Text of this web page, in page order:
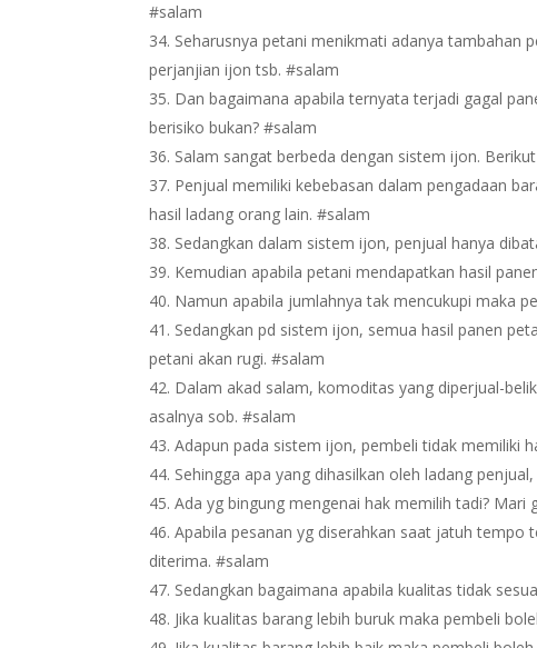
#salam
Seharusnya petani menikmati adanya tambahan
perjanjian ijon tsb. #salam
Dan bagaimana apabila ternyata terjadi gagal
berisiko bukan? #salam
Salam sangat berbeda dengan sistem ijon.
Penjual memiliki kebebasan dalam pengadaan
hasil ladang orang lain. #salam
Sedangkan dalam sistem ijon, penjual hanya
Kemudian apabila petani mendapatkan hasil
Namun apabila jumlahnya tak mencukupi maka
Sedangkan pd sistem ijon, semua hasil panen
petani akan rugi. #salam
Dalam akad salam, komoditas yang diperjual-
asalnya sob. #salam
Adapun pada sistem ijon, pembeli tidak memiliki
Sehingga apa yang dihasilkan oleh ladang
Ada yg bingung mengenai hak memilih tadi? Mari
Apabila pesanan yg diserahkan saat jatuh tempo
diterima. #salam
Sedangkan bagaimana apabila kualitas tidak
Jika kualitas barang lebih buruk maka pembeli